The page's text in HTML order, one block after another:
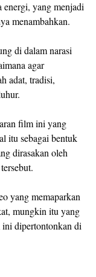
energi, yang menjadi
menambahkan.
di dalam narasi
agar
adat, tradisi,
film ini yang
itu sebagai bentuk
dirasakan oleh
yang memaparkan
mungkin itu yang
dipertontonkan di